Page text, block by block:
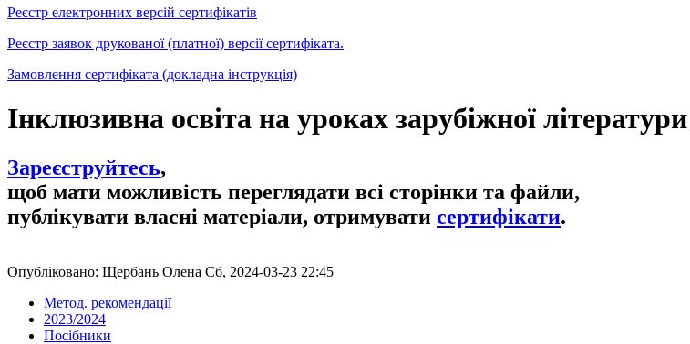
Реєстр електронних версій сертифікатів
Реєстр заявок друкованої (платної) версії сертифіката.
Замовлення сертифіката (докладна інструкція)
Інклюзивна освіта на уроках зарубіжної літератури
Зареєструйтесь,
щоб мати можливість переглядати всі сторінки та файли,
публікувати власні матеріали, отримувати сертифікати.
Опубліковано: Щербань Олена Сб, 2024-03-23 22:45
Метод. рекомендації
2023/2024
Посібники